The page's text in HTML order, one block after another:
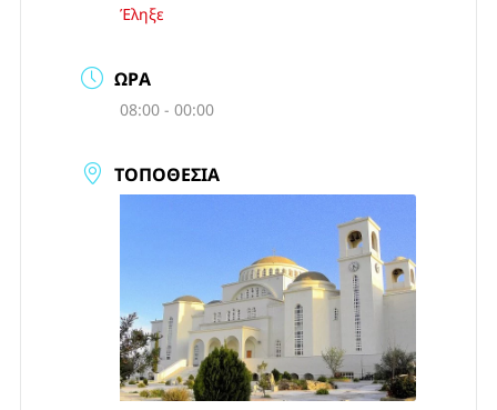
Έληξε
ΏΡΑ
08:00 - 00:00
ΤΟΠΟΘΕΣΊΑ